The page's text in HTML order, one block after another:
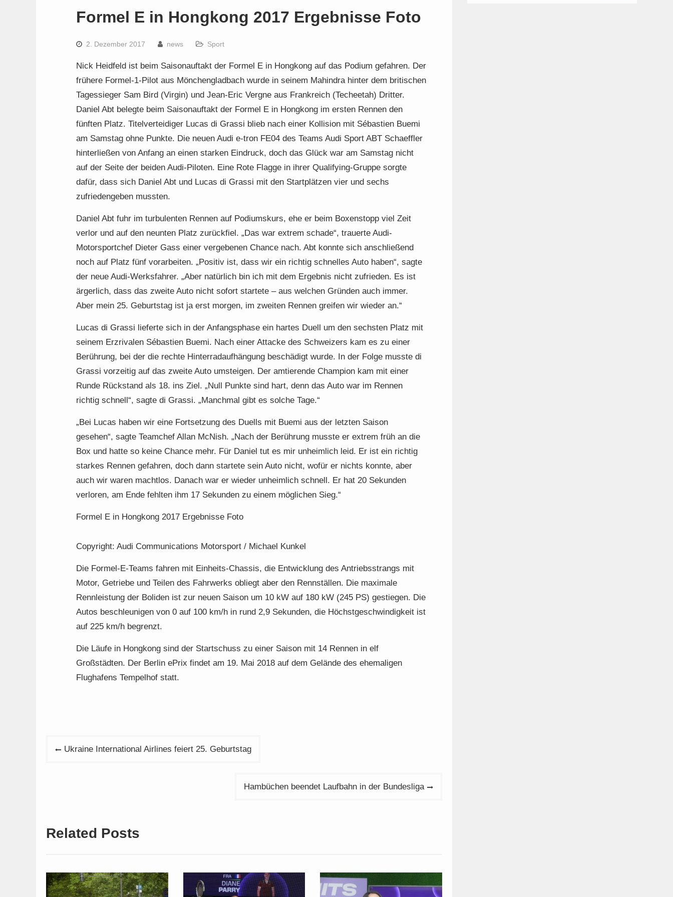
Formel E in Hongkong 2017 Ergebnisse Foto
2. Dezember 2017 news Sport
Nick Heidfeld ist beim Saisonauftakt der Formel E in Hongkong auf das Podium gefahren. Der
frühere Formel-1-Pilot aus Mönchengladbach wurde in seinem Mahindra hinter dem britischen
Tagessieger Sam Bird (Virgin) und Jean-Eric Vergne aus Frankreich (Techeetah) Dritter.
Daniel Abt belegte beim Saisonauftakt der Formel E in Hongkong im ersten Rennen den
fünften Platz. Titelverteidiger Lucas di Grassi blieb nach einer Kollision mit Sébastien Buemi
am Samstag ohne Punkte. Die neuen Audi e-tron FE04 des Teams Audi Sport ABT Schaeffler
hinterließen von Anfang an einen starken Eindruck, doch das Glück war am Samstag nicht
auf der Seite der beiden Audi-Piloten. Eine Rote Flagge in ihrer Qualifying-Gruppe sorgte
dafür, dass sich Daniel Abt und Lucas di Grassi mit den Startplätzen vier und sechs
zufriedengeben mussten.
Daniel Abt fuhr im turbulenten Rennen auf Podiumskurs, ehe er beim Boxenstopp viel Zeit
verlor und auf den neunten Platz zurückfiel. „Das war extrem schade“, trauerte Audi-
Motorsportchef Dieter Gass einer vergebenen Chance nach. Abt konnte sich anschließend
noch auf Platz fünf vorarbeiten. „Positiv ist, dass wir ein richtig schnelles Auto haben“, sagte
der neue Audi-Werksfahrer. „Aber natürlich bin ich mit dem Ergebnis nicht zufrieden. Es ist
ärgerlich, dass das zweite Auto nicht sofort startete – aus welchen Gründen auch immer.
Aber mein 25. Geburtstag ist ja erst morgen, im zweiten Rennen greifen wir wieder an.“
Lucas di Grassi lieferte sich in der Anfangsphase ein hartes Duell um den sechsten Platz mit
seinem Erzrivalen Sébastien Buemi. Nach einer Attacke des Schweizers kam es zu einer
Berührung, bei der die rechte Hinterradaufhängung beschädigt wurde. In der Folge musste di
Grassi vorzeitig auf das zweite Auto umsteigen. Der amtierende Champion kam mit einer
Runde Rückstand als 18. ins Ziel. „Null Punkte sind hart, denn das Auto war im Rennen
richtig schnell“, sagte di Grassi. „Manchmal gibt es solche Tage.“
„Bei Lucas haben wir eine Fortsetzung des Duells mit Buemi aus der letzten Saison
gesehen“, sagte Teamchef Allan McNish. „Nach der Berührung musste er extrem früh an die
Box und hatte so keine Chance mehr. Für Daniel tut es mir unheimlich leid. Er ist ein richtig
starkes Rennen gefahren, doch dann startete sein Auto nicht, wofür er nichts konnte, aber
auch wir waren machtlos. Danach war er wieder unheimlich schnell. Er hat 20 Sekunden
verloren, am Ende fehlten ihm 17 Sekunden zu einem möglichen Sieg.“
Formel E in Hongkong 2017 Ergebnisse Foto
Copyright: Audi Communications Motorsport / Michael Kunkel
Die Formel-E-Teams fahren mit Einheits-Chassis, die Entwicklung des Antriebsstrangs mit
Motor, Getriebe und Teilen des Fahrwerks obliegt aber den Rennställen. Die maximale
Rennleistung der Boliden ist zur neuen Saison um 10 kW auf 180 kW (245 PS) gestiegen. Die
Autos beschleunigen von 0 auf 100 km/h in rund 2,9 Sekunden, die Höchstgeschwindigkeit ist
auf 225 km/h begrenzt.
Die Läufe in Hongkong sind der Startschuss zu einer Saison mit 14 Rennen in elf
Großstädten. Der Berlin ePrix findet am 19. Mai 2018 auf dem Gelände des ehemaligen
Flughafens Tempelhof statt.
Beitragsnavigation
Ukraine International Airlines feiert 25. Geburtstag
Hambüchen beendet Laufbahn in der Bundesliga
Related Posts